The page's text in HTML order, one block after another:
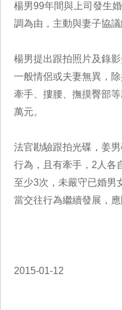
楊男99年間與上司發生
調為由，主動與妻子協議
楊男提出跟拍照片及錄
一般情侶或夫妻無異，
牽手、摟腰、撫摸臀部
萬元。
法官勘驗跟拍光碟，姜
行為，且有牽手，2人各
至少3次，未嚴守已婚男
當交往行為繼續發展，應
2015-01-12